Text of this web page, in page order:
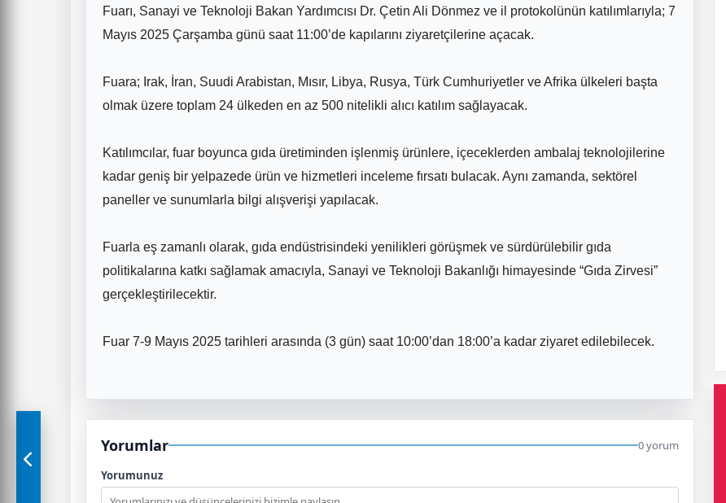
Fuarı, Sanayi ve Teknoloji Bakan Yardımcısı Dr. Çetin Ali Dönmez ve il protokolünün katılımlarıyla; 7
Mayıs 2025 Çarşamba günü saat 11:00’de kapılarını ziyaretçilerine açacak.
Fuara; Irak, İran, Suudi Arabistan, Mısır, Libya, Rusya, Türk Cumhuriyetler ve Afrika ülkeleri başta
olmak üzere toplam 24 ülkeden en az 500 nitelikli alıcı katılım sağlayacak.
Katılımcılar, fuar boyunca gıda üretiminden işlenmiş ürünlere, içeceklerden ambalaj teknolojilerine
kadar geniş bir yelpazede ürün ve hizmetleri inceleme fırsatı bulacak. Aynı zamanda, sektörel
paneller ve sunumlarla bilgi alışverişi yapılacak.
Fuarla eş zamanlı olarak, gıda endüstrisindeki yenilikleri görüşmek ve sürdürülebilir gıda
politikalarına katkı sağlamak amacıyla, Sanayi ve Teknoloji Bakanlığı himayesinde “Gıda Zirvesi”
gerçekleştirilecektir.
Fuar 7-9 Mayıs 2025 tarihleri arasında (3 gün) saat 10:00’dan 18:00’a kadar ziyaret edilebilecek.
Yorumlar 0 yorum
Yorumunuz